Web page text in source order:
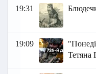
19:31
19:09
Тетяна